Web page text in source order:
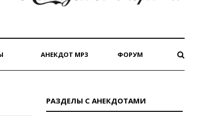
АНЕКДОТ MP3 ФОРУМ
РАЗДЕЛЫ С АНЕКДОТАМИ